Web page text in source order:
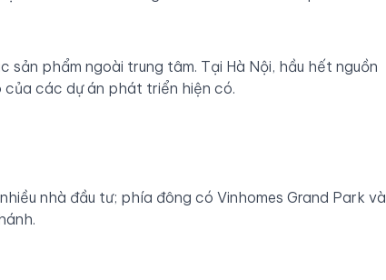
sản phẩm ngoài trung tâm. Tại Hà Nội, hầu hết nguồn
các dự án phát triển hiện có.
nhà đầu tư; phía đông có Vinhomes Grand Park và